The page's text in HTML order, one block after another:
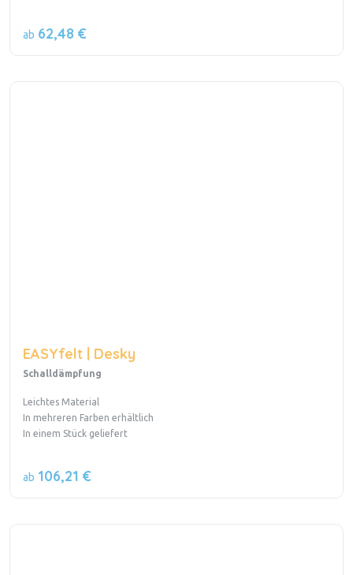
ab 62,48 €
EASYfelt | Desky
Schalldämpfung
Leichtes Material
In mehreren Farben erhältlich
In einem Stück geliefert
ab 106,21 €